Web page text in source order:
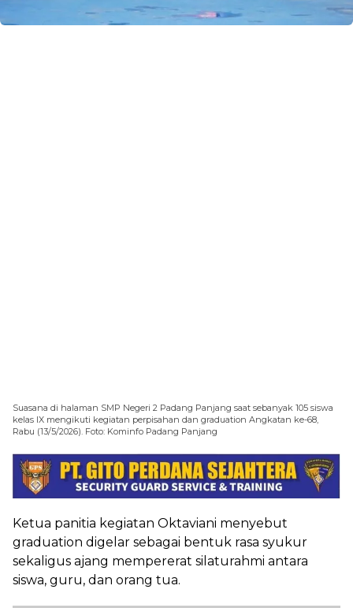
Suasana di halaman SMP Negeri 2 Padang Panjang saat sebanyak 105 siswa
kelas IX mengikuti kegiatan perpisahan dan graduation Angkatan ke-68,
Rabu (13/5/2026). Foto: Kominfo Padang Panjang
Ketua panitia kegiatan Oktaviani menyebut
graduation digelar sebagai bentuk rasa syukur
sekaligus ajang mempererat silaturahmi antara
siswa, guru, dan orang tua.